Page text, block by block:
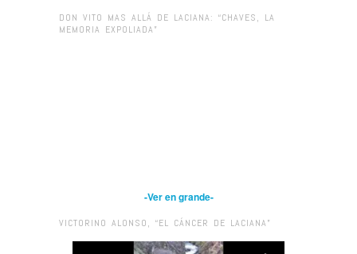
DON VITO MAS ALLÁ DE LACIANA: “CHAVES, LA
MEMORIA EXPOLIADA”
-Ver en grande-
VICTORINO ALONSO, “EL CÁNCER DE LACIANA”